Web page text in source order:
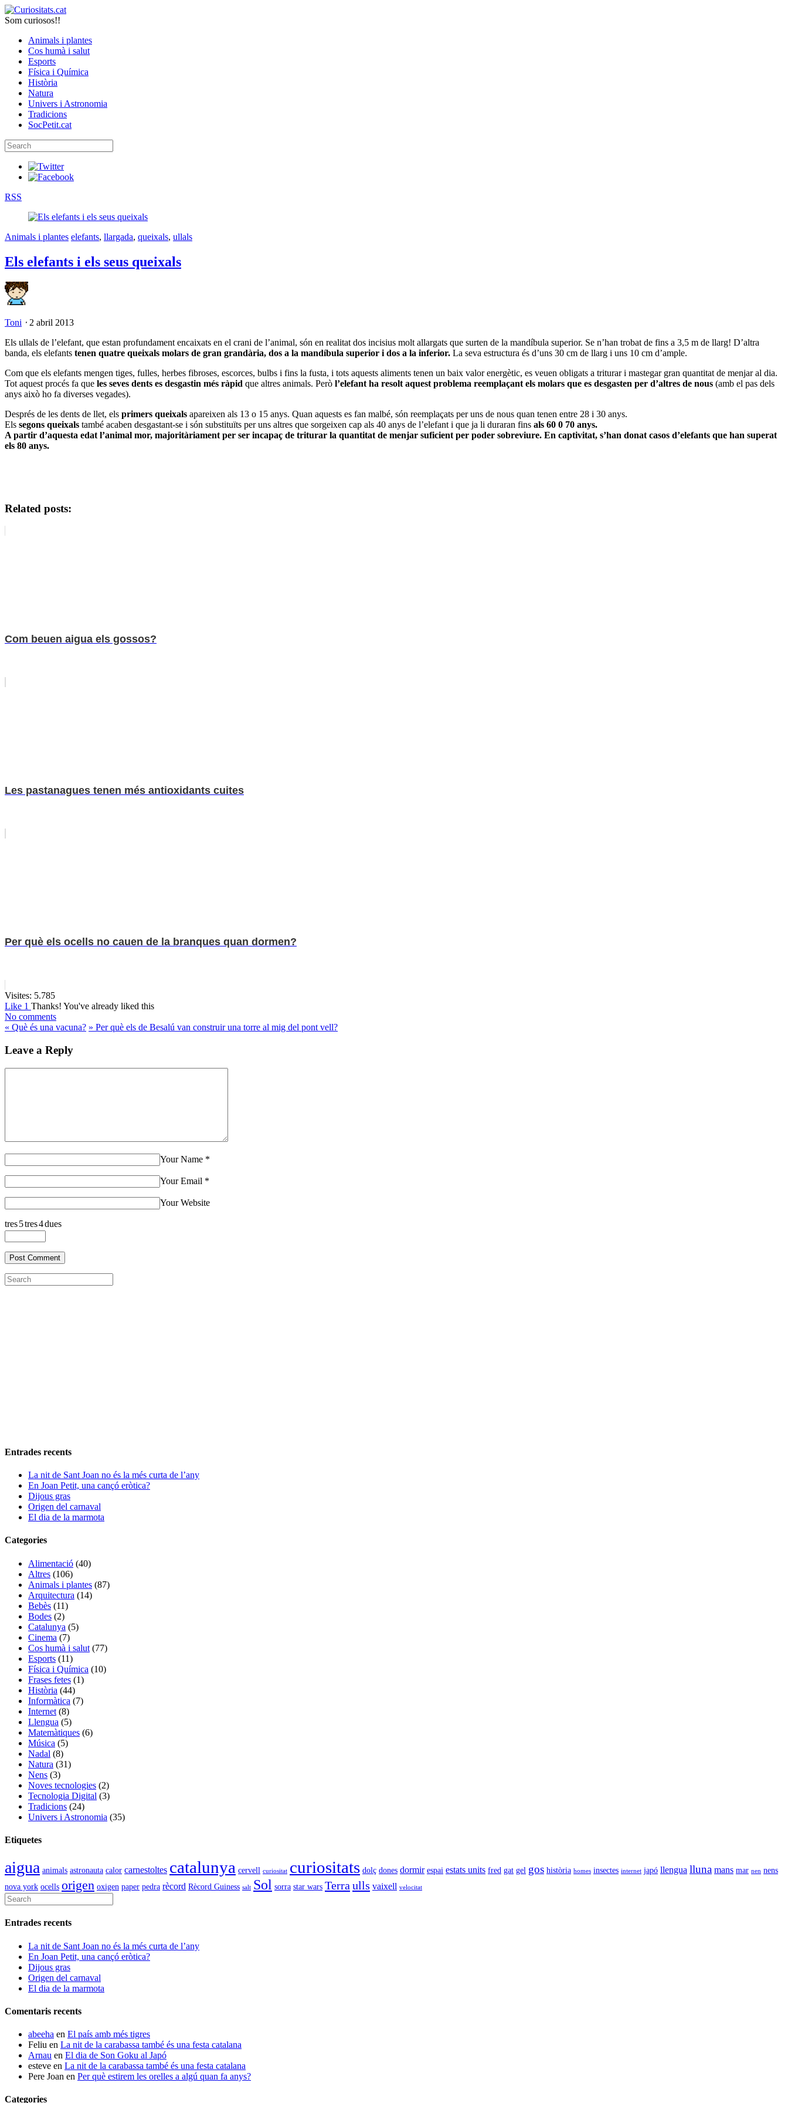
Som curiosos!!
Animals i plantes
Cos humà i salut
Esports
Física i Química
Història
Natura
Univers i Astronomia
Tradicions
SocPetit.cat
RSS
Animals i plantes elefants, llargada, queixals, ullals
Els elefants i els seus queixals
Toni ⋅ 2 abril 2013
Els ullals de l’elefant, que estan profundament encaixats en el crani de l’animal, són en realitat dos incisius molt allargats que surten de la mandíbula superior. Se n’han trobat de fins a 3,5 m de llarg! D’altra
banda, els elefants tenen quatre queixals molars de gran grandària, dos a la mandíbula superior i dos a la inferior. La seva estructura és d’uns 30 cm de llarg i uns 10 cm d’ample.
Com que els elefants mengen tiges, fulles, herbes fibroses, escorces, bulbs i fins la fusta, i tots aquests aliments tenen un baix valor energètic, es veuen obligats a triturar i mastegar gran quantitat de menjar al dia.
Tot aquest procés fa que les seves dents es desgastin més ràpid que altres animals. Però l’elefant ha resolt aquest problema reemplaçant els molars que es desgasten per d’altres de nous (amb el pas dels
anys això ho fa diverses vegades).
Després de les dents de llet, els primers queixals apareixen als 13 o 15 anys. Quan aquests es fan malbé, són reemplaçats per uns de nous quan tenen entre 28 i 30 anys.
Els segons queixals també acaben desgastant-se i són substituïts per uns altres que sorgeixen cap als 40 anys de l’elefant i que ja li duraran fins als 60 0 70 anys.
A partir d’aquesta edat l’animal mor, majoritàriament per ser incapaç de triturar la quantitat de menjar suficient per poder sobreviure. En captivitat, s’han donat casos d’elefants que han superat
els 80 anys.
Related posts:
Com beuen aigua els gossos?
Les pastanagues tenen més antioxidants cuites
Per què els ocells no cauen de la branques quan dormen?
Visites: 5.785
Like 1 Thanks! You've already liked this
No comments
« Què és una vacuna? » Per què els de Besalú van construir una torre al mig del pont vell?
Leave a Reply
Your Name *
Your Email *
Your Website
tres5tres4dues
Entrades recents
La nit de Sant Joan no és la més curta de l’any
En Joan Petit, una cançó eròtica?
Dijous gras
Origen del carnaval
El dia de la marmota
Categories
Alimentació (40)
Altres (106)
Animals i plantes (87)
Arquitectura (14)
Bebès (11)
Bodes (2)
Catalunya (5)
Cinema (7)
Cos humà i salut (77)
Esports (11)
Física i Química (10)
Frases fetes (1)
Història (44)
Informàtica (7)
Internet (8)
Llengua (5)
Matemàtiques (6)
Música (5)
Nadal (8)
Natura (31)
Nens (3)
Noves tecnologies (2)
Tecnologia Digital (3)
Tradicions (24)
Univers i Astronomia (35)
Etiquetes
aigua animals astronauta calor carnestoltes catalunya cervell curiositat curiositats dolç dones dormir espai estats units fred gat gel gos història homes insectes internet japó llengua lluna mans mar nen nens
nova york ocells origen oxigen paper pedra rècord Rècord Guiness salt Sol sorra star wars Terra ulls vaixell velocitat
Entrades recents
La nit de Sant Joan no és la més curta de l’any
En Joan Petit, una cançó eròtica?
Dijous gras
Origen del carnaval
El dia de la marmota
Comentaris recents
abeeha en El país amb més tigres
Feliu en La nit de la carabassa també és una festa catalana
Arnau en El dia de Son Goku al Japó
esteve en La nit de la carabassa també és una festa catalana
Pere Joan en Per què estirem les orelles a algú quan fa anys?
Categories